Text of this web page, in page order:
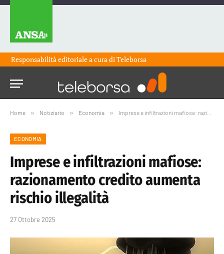
Responsabilità editoriale a cura diTeleborsa
Home » Notiziario » Economia » Imprese e infiltrazioni mafiose: razionamento credito aumenta rischio illegalità
ECONOMIA
Imprese e infiltrazioni mafiose:
razionamento credito aumenta
rischio illegalità
27 Ottobre 2025